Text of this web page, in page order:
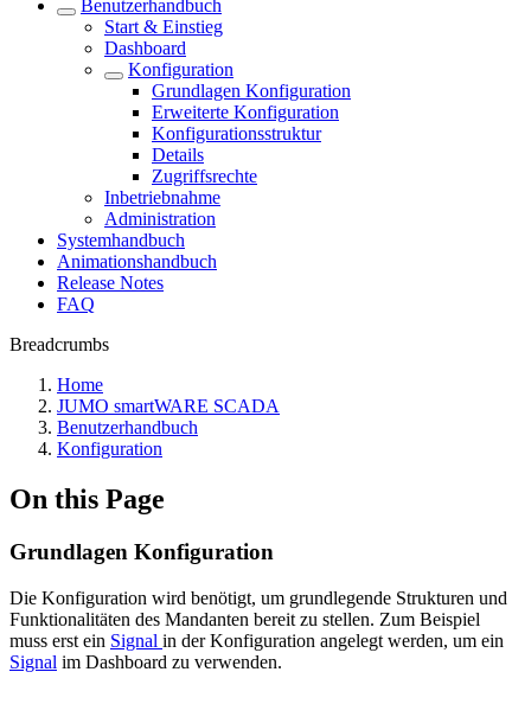
Benutzerhandbuch
Start & Einstieg
Dashboard
Konfiguration
Grundlagen Konfiguration
Erweiterte Konfiguration
Konfigurationsstruktur
Details
Zugriffsrechte
Inbetriebnahme
Administration
Systemhandbuch
Animationshandbuch
Release Notes
FAQ
Breadcrumbs
Home
JUMO smartWARE SCADA
Benutzerhandbuch
Konfiguration
On this Page
Grundlagen Konfiguration
Die Konfiguration wird benötigt, um grundlegende Strukturen und
Funktionalitäten des Mandanten bereit zu stellen. Zum Beispiel
muss erst ein Signal in der Konfiguration angelegt werden, um ein
Signal im Dashboard zu verwenden.